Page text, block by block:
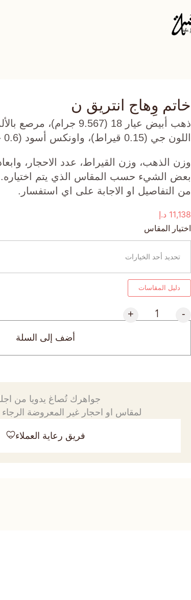
خاتم وِهاج انتريق ن
ذهب أبيض عيار 18 (9.567
اللون جي (0.15 قيراط)، واونكس أسود (0.6 جرام) تقريبًا.
وزن الذهب، وزن القيراط، عدد الاحجار،
بعض الشيء حسب المقاس الذي يتم اختياره.
من التفاصيل او الاجابة على اي استفسار.
11,138 د.إ
اختيار المقاس
دليل المقاسات
-
+
أضف إلى السلة
جواهرك تُصاغ يدويا من
لمقاس او احجار غير المعروضة الرجاء
فريق رعاية العملاء